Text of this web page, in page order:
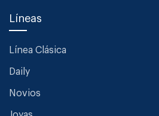
Líneas
Línea Clásica
Daily
Novios